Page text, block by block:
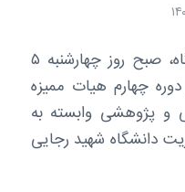
به گزارش روابط عمومی دانشگاه، صبح روز چهارشنبه ۵
از دوره چهارم هیات ممیزه
پژوهشی وابسته به
دانشگاه شهید رجایی